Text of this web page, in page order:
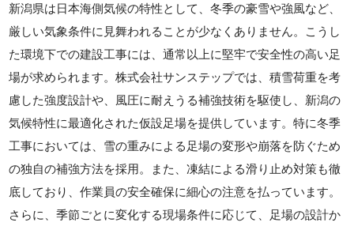
新潟県は日本海側気候の特性として、冬季の豪雪や強風など、
厳しい気象条件に見舞われることが少なくありません。こうし
た環境下での建設工事には、通常以上に堅牢で安全性の高い足
場が求められます。株式会社サンステップでは、積雪荷重を考
慮した強度設計や、風圧に耐えうる補強技術を駆使し、新潟の
気候特性に最適化された仮設足場を提供しています。特に冬季
工事においては、雪の重みによる足場の変形や崩落を防ぐため
の独自の補強方法を採用。また、凍結による滑り止め対策も徹
底しており、作業員の安全確保に細心の注意を払っています。
さらに、季節ごとに変化する現場条件に応じて、足場の設計か